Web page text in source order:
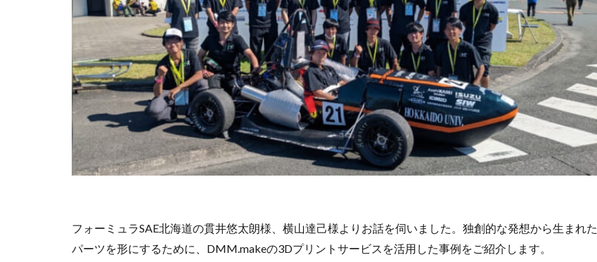
フォーミュラSAE北海道の貫井悠太朗様、横山達己様よりお話を伺いました。独創的な発想から生まれた
パーツを形にするために、DMM.makeの3Dプリントサービスを活用した事例をご紹介します。